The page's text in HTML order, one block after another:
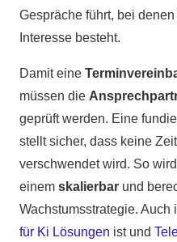
Gespräche führt, bei
Interesse besteht.
Damit eine
müssen die
geprüft werden. Eine
stellt sicher, dass keine
verschwendet wird. So
einem skalierbar und
Wachstumsstrategie. Auch
für Ki Lösungen ist und